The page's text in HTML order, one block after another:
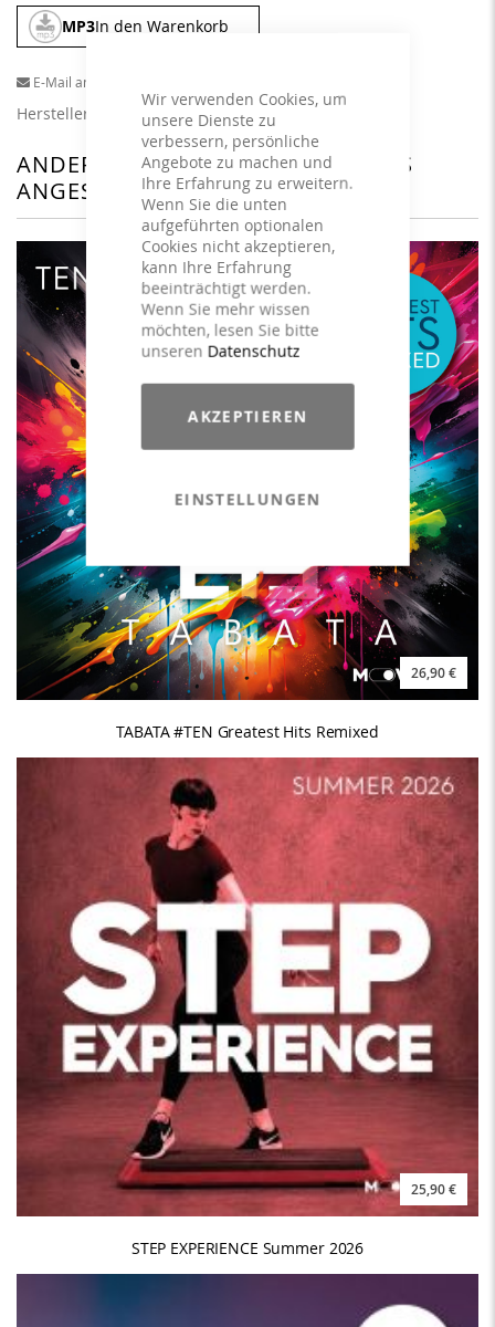
Wir verwenden Cookies, um
unsere Dienste zu
verbessern, persönliche
Angebote zu machen und
Ihre Erfahrung zu erweitern.
Wenn Sie die unten
aufgeführten optionalen
Cookies nicht akzeptieren,
kann Ihre Erfahrung
beeinträchtigt werden.
Wenn Sie mehr wissen
möchten, lesen Sie bitte
unseren Datenschutz
AKZEPTIEREN
EINSTELLUNGEN
MP3In den Warenkorb
E-Mail an einen Freund
Herstellerangaben
ANDERE KUNDEN HABEN SICH DAS
ANGESEHEN
26,90 €
TABATA #TEN Greatest Hits Remixed
25,90 €
STEP EXPERIENCE Summer 2026